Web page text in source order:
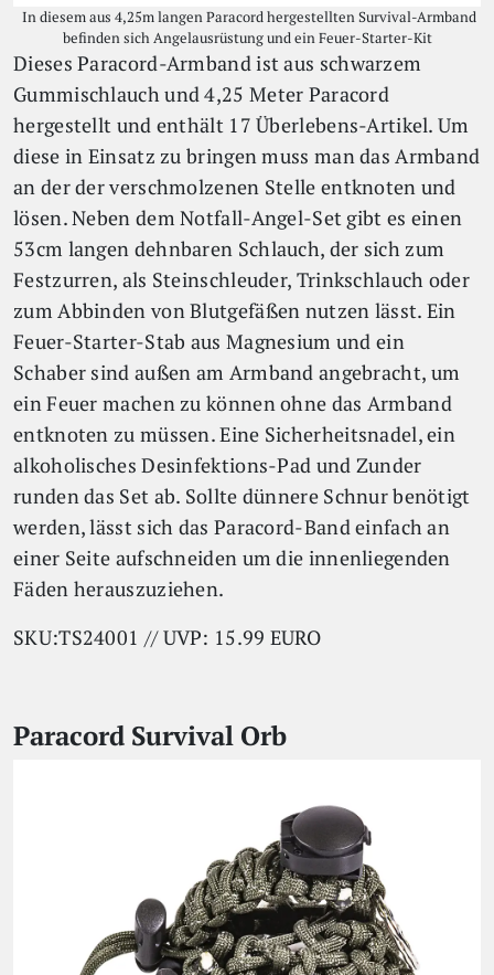
In diesem aus 4,25m langen Paracord hergestellten Survival-Armband
befinden sich Angelausrüstung und ein Feuer-Starter-Kit
Dieses Paracord-Armband ist aus schwarzem
Gummischlauch und 4,25 Meter Paracord
hergestellt und enthält 17 Überlebens-Artikel. Um
diese in Einsatz zu bringen muss man das Armband
an der der verschmolzenen Stelle entknoten und
lösen. Neben dem Notfall-Angel-Set gibt es einen
53cm langen dehnbaren Schlauch, der sich zum
Festzurren, als Steinschleuder, Trinkschlauch oder
zum Abbinden von Blutgefäßen nutzen lässt. Ein
Feuer-Starter-Stab aus Magnesium und ein
Schaber sind außen am Armband angebracht, um
ein Feuer machen zu können ohne das Armband
entknoten zu müssen. Eine Sicherheitsnadel, ein
alkoholisches Desinfektions-Pad und Zunder
runden das Set ab. Sollte dünnere Schnur benötigt
werden, lässt sich das Paracord-Band einfach an
einer Seite aufschneiden um die innenliegenden
Fäden herauszuziehen.
SKU:TS24001 // UVP: 15.99 EURO
Paracord Survival Orb